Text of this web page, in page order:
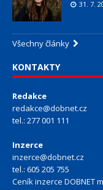
31. 7.
Všechny články
KONTAKTY
Redakce
redakce@dobnet.cz
tel.: 277 001 111
Inzerce
inzerce@dobnet.cz
tel.: 605 205 755
Ceník inzerce DOBNET